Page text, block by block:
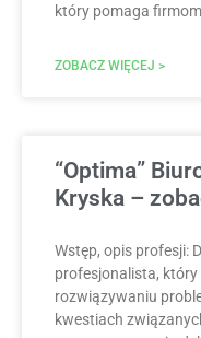
który pomaga firmom
ZOBACZ WIĘCEJ >
“Optima”
Kryska –
Wstęp, opis profesji:
profesjonalista,
rozwiązywaniu
kwestiach